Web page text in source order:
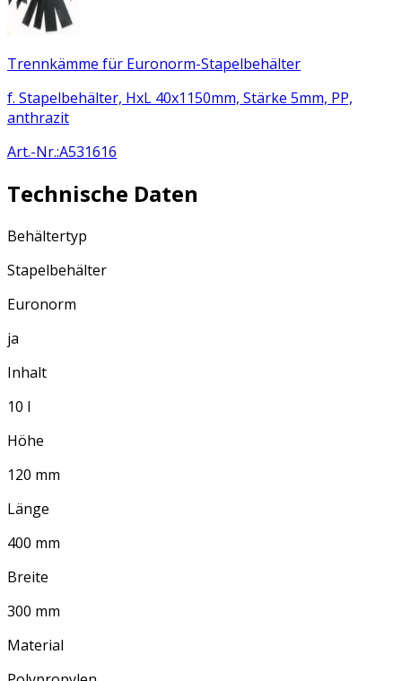
Trennkämme für Euronorm-Stapelbehälter
f. Stapelbehälter, HxL 40x1150mm, Stärke 5mm, PP,
anthrazit
Art.-Nr.:A531616
Technische Daten
Behältertyp
Stapelbehälter
Euronorm
ja
Inhalt
10 l
Höhe
120 mm
Länge
400 mm
Breite
300 mm
Material